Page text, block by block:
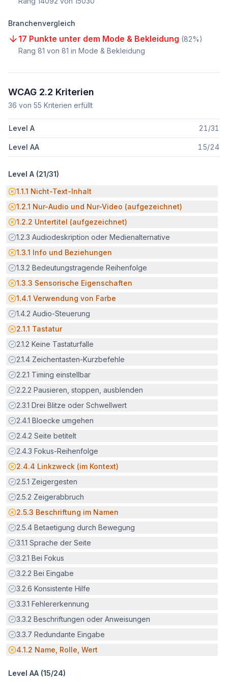
Branchenvergleich
17 Punkte unter dem Mode & Bekleidung (82%)
Rang 81 von 81 in Mode & Bekleidung
WCAG 2.2 Kriterien
36 von 55 Kriterien erfüllt
Level A 21 /31
Level AA 15/24
Level A (21/31)
Potenzielle Barriere:
1.1.1 Nicht-Text-Inhalt
Potenzielle Barriere:
1.2.1 Nur-Audio und Nur-Video (aufgezeichnet)
Potenzielle Barriere:
1.2.2 Untertitel (aufgezeichnet)
Erfüllt:
1.2.3 Audiodeskription oder Medienalternative
Potenzielle Barriere:
1.3.1 Info und Beziehungen
Erfüllt:
1.3.2 Bedeutungstragende Reihenfolge
Potenzielle Barriere:
1.3.3 Sensorische Eigenschaften
Potenzielle Barriere:
1.4.1 Verwendung von Farbe
Erfüllt:
1.4.2 Audio-Steuerung
Potenzielle Barriere:
2.1.1 Tastatur
Erfüllt:
2.1.2 Keine Tastaturfalle
Erfüllt:
2.1.4 Zeichentasten-Kurzbefehle
Erfüllt:
2.2.1 Timing einstellbar
Erfüllt:
2.2.2 Pausieren, stoppen, ausblenden
Erfüllt:
2.3.1 Drei Blitze oder Schwellwert
Erfüllt:
2.4.1 Bloecke umgehen
Erfüllt:
2.4.2 Seite betitelt
Erfüllt:
2.4.3 Fokus-Reihenfolge
Potenzielle Barriere:
2.4.4 Linkzweck (im Kontext)
Erfüllt:
2.5.1 Zeigergesten
Erfüllt:
2.5.2 Zeigerabbruch
Potenzielle Barriere:
2.5.3 Beschriftung im Namen
Erfüllt:
2.5.4 Betaetigung durch Bewegung
Erfüllt:
3.1.1 Sprache der Seite
Erfüllt:
3.2.1 Bei Fokus
Erfüllt:
3.2.2 Bei Eingabe
Erfüllt:
3.2.6 Konsistente Hilfe
Erfüllt:
3.3.1 Fehlererkennung
Erfüllt:
3.3.2 Beschriftungen oder Anweisungen
Erfüllt:
3.3.7 Redundante Eingabe
Potenzielle Barriere:
4.1.2 Name, Rolle, Wert
Level AA (15/24)